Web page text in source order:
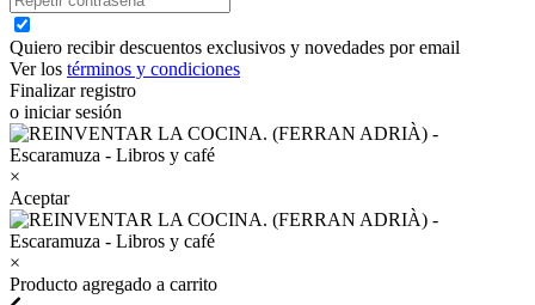
Quiero recibir descuentos exclusivos y novedades por email
Ver los términos y condiciones
Finalizar registro
o iniciar sesión
×
Aceptar
×
Producto agregado a carrito